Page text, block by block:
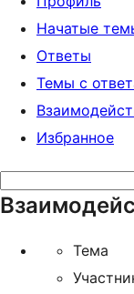
Начатые
Ответы
Темы с
Избранное
тем:
Тема